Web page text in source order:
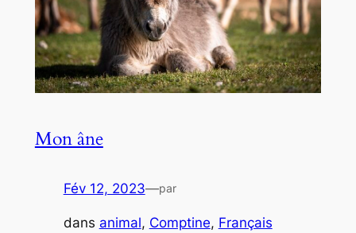
Mon âne
Fév 12, 2023—par
dans animal, Comptine, Français